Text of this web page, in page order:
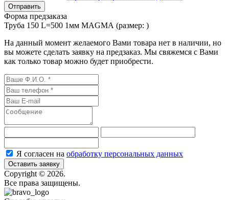
Форма предзаказа
Труба 150 L=500 1мм MAGMА (размер: )
На данный момент желаемого Вами товара нет в наличии, но
вы можете сделать заявку на предзаказ. Мы свяжемся с Вами
как только товар можно будет приобрести.
Я согласен на обработку персональных данных
Оставить заявку
Сopyright © 2026.
Все права защищены.